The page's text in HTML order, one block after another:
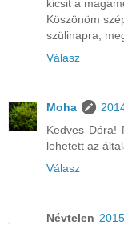
kicsit a
Köszönöm
szülinapra,
Válasz
Moha
Kedves Dóra!
lehetett az
Válasz
Névtelen